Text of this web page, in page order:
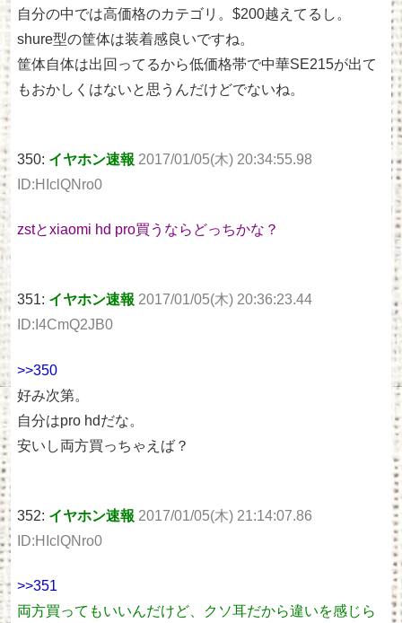
自分の中では高価格のカテゴリ。$200越えてるし。
shure型の筐体は装着感良いですね。
筐体自体は出回ってるから低価格帯で中華SE215が出て
もおかしくはないと思うんだけどでないね。
350: イヤホン速報 2017/01/05(木) 20:34:55.98
ID:HIclQNro0
zstとxiaomi hd pro買うならどっちかな？
351: イヤホン速報 2017/01/05(木) 20:36:23.44
ID:I4CmQ2JB0
>>350
好み次第。
自分はpro hdだな。
安いし両方買っちゃえば？
352: イヤホン速報 2017/01/05(木) 21:14:07.86
ID:HIclQNro0
>>351
両方買ってもいいんだけど、クソ耳だから違いを感じら